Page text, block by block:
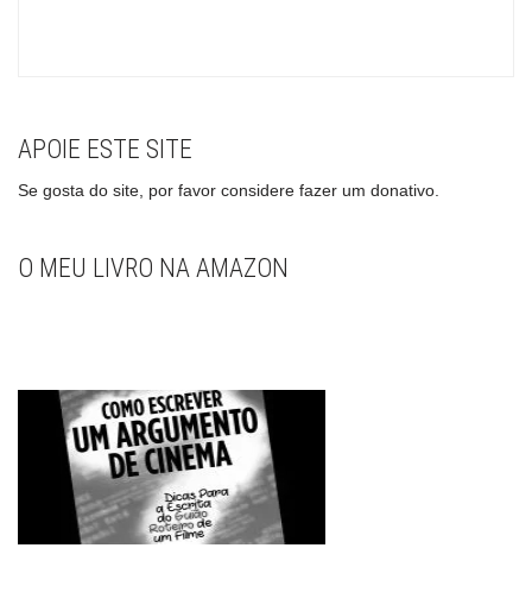
APOIE ESTE SITE
Se gosta do site, por favor considere fazer um donativo.
O MEU LIVRO NA AMAZON